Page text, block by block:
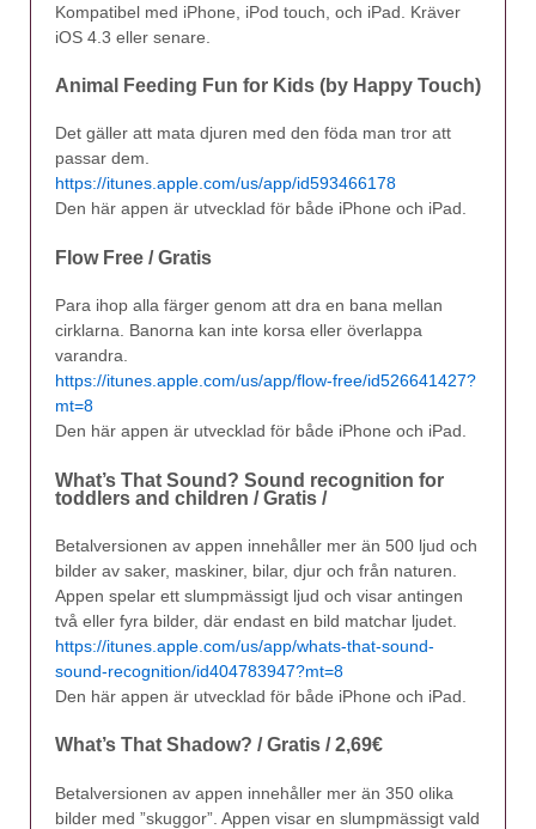
Kompatibel med iPhone, iPod touch, och iPad. Kräver
iOS 4.3 eller senare.
Animal Feeding Fun for Kids (by Happy Touch)
Det gäller att mata djuren med den föda man tror att
passar dem.
https://itunes.apple.com/us/app/id593466178
Den här appen är utvecklad för både iPhone och iPad.
Flow Free / Gratis
Para ihop alla färger genom att dra en bana mellan
cirklarna. Banorna kan inte korsa eller överlappa
varandra.
https://itunes.apple.com/us/app/flow-free/id526641427?
mt=8
Den här appen är utvecklad för både iPhone och iPad.
What’s That Sound? Sound recognition for
toddlers and children / Gratis /
Betalversionen av appen innehåller mer än 500 ljud och
bilder av saker, maskiner, bilar, djur och från naturen.
Appen spelar ett slumpmässigt ljud och visar antingen
två eller fyra bilder, där endast en bild matchar ljudet.
https://itunes.apple.com/us/app/whats-that-sound-
sound-recognition/id404783947?mt=8
Den här appen är utvecklad för både iPhone och iPad.
What’s That Shadow? / Gratis / 2,69€
Betalversionen av appen innehåller mer än 350 olika
bilder med ”skuggor”. Appen visar en slumpmässigt vald